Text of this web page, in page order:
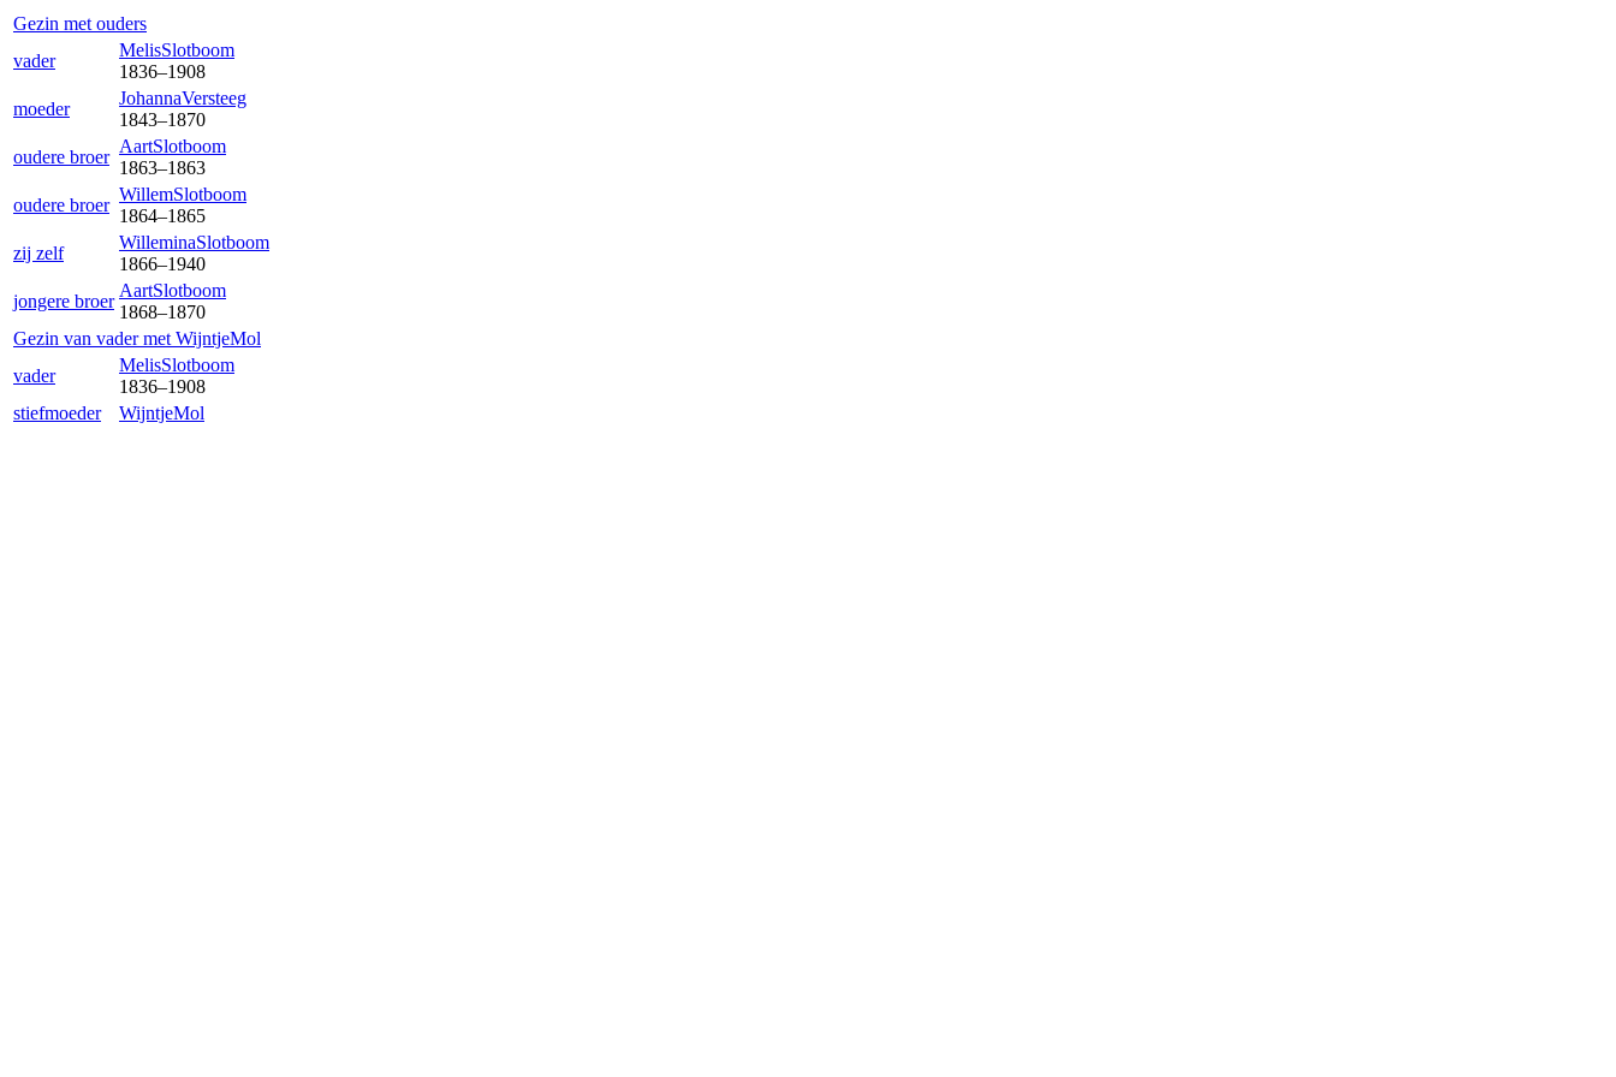
Gezin met ouders
vader
MelisSlotboom
1836–1908
moeder
JohannaVersteeg
1843–1870
oudere broer
AartSlotboom
1863–1863
oudere broer
WillemSlotboom
1864–1865
zij zelf
WilleminaSlotboom
1866–1940
jongere broer
AartSlotboom
1868–1870
Gezin van vader met WijntjeMol
vader
MelisSlotboom
1836–1908
stiefmoeder
WijntjeMol